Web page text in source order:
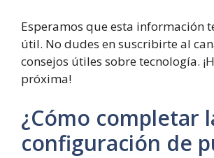
Esperamos que esta información
útil. No dudes en suscribirte al
consejos útiles sobre tecnología.
próxima!
¿Cómo completar
configuración de